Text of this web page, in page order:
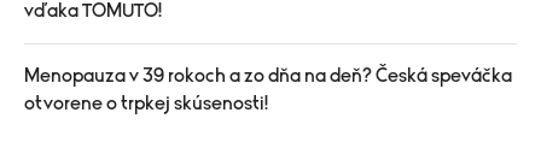
vďaka TOMUTO!
Menopauza v 39 rokoch a zo dňa na deň? Česká speváčka
otvorene o trpkej skúsenosti!